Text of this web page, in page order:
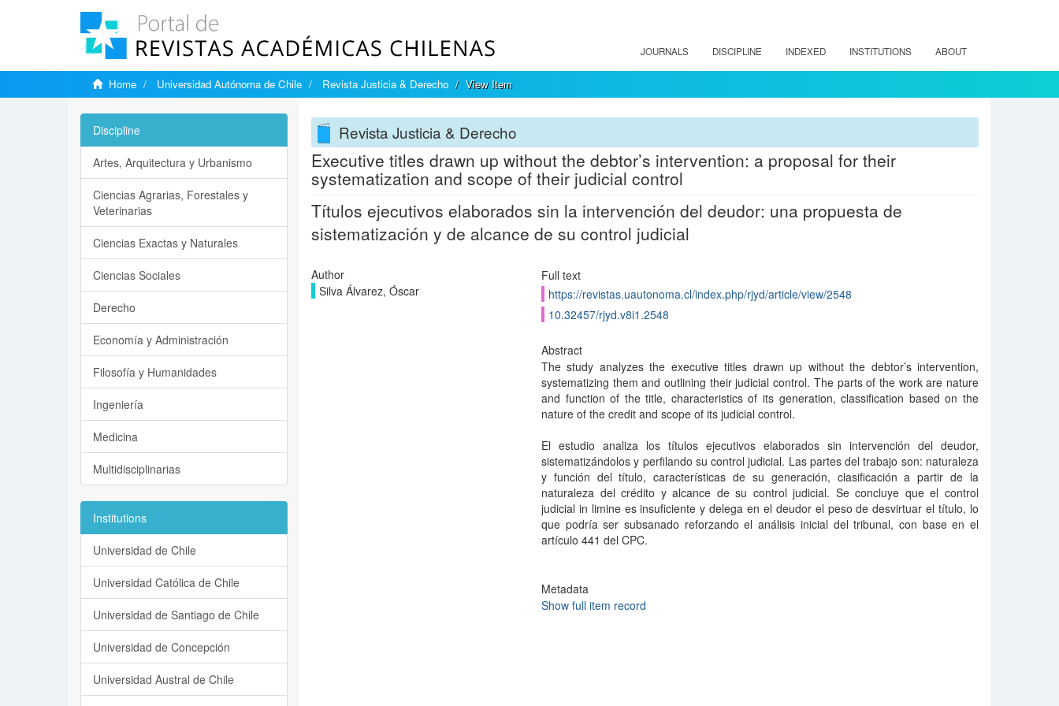
JOURNALS DISCIPLINE INDEXED INSTITUTIONS ABOUT
Home Universidad Autónoma de Chile Revista Justicia & Derecho View Item
Revista Justicia & Derecho
Executive titles drawn up without the debtor’s intervention: a proposal for their
systematization and scope of their judicial control
Títulos ejecutivos elaborados sin la intervención del deudor: una propuesta de
sistematización y de alcance de su control judicial
Author
Silva Álvarez, Óscar
Full text
https://revistas.uautonoma.cl/index.php/rjyd/article/view/2548
10.32457/rjyd.v8i1.2548
Abstract
The study analyzes the executive titles drawn up without the debtor’s intervention,
systematizing them and outlining their judicial control. The parts of the work are nature
and function of the title, characteristics of its generation, classification based on the
nature of the credit and scope of its judicial control.
El estudio analiza los títulos ejecutivos elaborados sin intervención del deudor,
sistematizándolos y perfilando su control judicial. Las partes del trabajo son: naturaleza
y función del título, características de su generación, clasificación a partir de la
naturaleza del crédito y alcance de su control judicial. Se concluye que el control
judicial in limine es insuficiente y delega en el deudor el peso de desvirtuar el título, lo
que podría ser subsanado reforzando el análisis inicial del tribunal, con base en el
artículo 441 del CPC.
Metadata
Show full item record
Discipline
Artes, Arquitectura y Urbanismo
Ciencias Agrarias, Forestales y
Veterinarias
Ciencias Exactas y Naturales
Ciencias Sociales
Derecho
Economía y Administración
Filosofía y Humanidades
Ingeniería
Medicina
Multidisciplinarias
Institutions
Universidad de Chile
Universidad Católica de Chile
Universidad de Santiago de Chile
Universidad de Concepción
Universidad Austral de Chile